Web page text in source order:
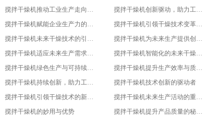
搅拌干燥机推动工业生产走向智能化与可持续发展的关键
搅拌干燥机创新驱动，助力工业生产绿色转型
搅拌干燥机赋能企业生产力的关键设备
搅拌干燥机引领干燥技术变革的先锋
搅拌干燥机未来干燥技术的引领者
搅拌干燥机为未来生产提供创新解决方案
搅拌干燥机适应未来生产需求的关键设备
搅拌干燥机智能化的未来干燥解决方案
搅拌干燥机绿色生产与可持续发展的助力者
搅拌干燥机提升生产效率与质量的关键设备
搅拌干燥机持续创新，助力工业4.0
搅拌干燥机技术创新的驱动者
搅拌干燥机引领干燥技术的新潮流
搅拌干燥机未来生产活动的重要伙伴
搅拌干燥机的妙用与优势
搅拌干燥机提升产品质量的秘密武器